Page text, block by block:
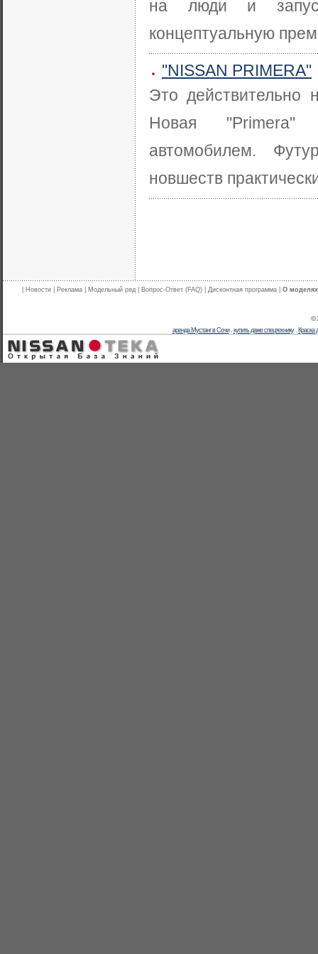
на люди и
концептуальную
"NISSAN PRIMERA"
Это действительно
Новая "Primera"
автомобилем.
новшеств
Новости Реклама Модельный ряд Вопрос-Ответ (FAQ) Дисконтная программа О
©
аренда Мустанг в Сочи. купить даже спецтехнику. Краска